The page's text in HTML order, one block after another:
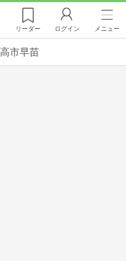
リーダー ログイン メニュー
高市早苗